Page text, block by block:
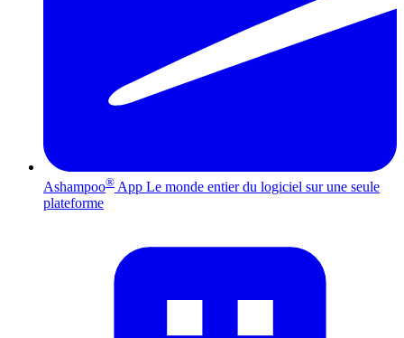
Ashampoo® App Le monde entier du logiciel sur une seule
plateforme